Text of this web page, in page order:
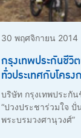
30 พฤศจิกายน 2014
กรุงเทพประกันชีวิ
ทั่วประเทศกับโคร
สุขภาพดี เฉลิมพร
บริษัท กรุงเทพประกั
“ปวงประชาร่วมใจ
พระบรมวงศานุวงศ์”